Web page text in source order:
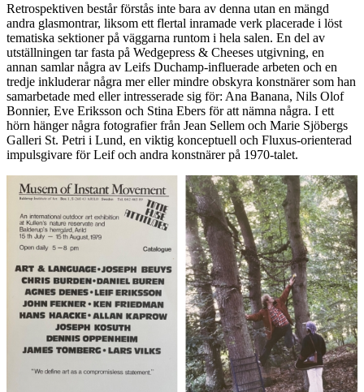
Retrospektiven består förstås inte bara av denna utan en mängd
andra glasmontrar, liksom ett flertal inramade verk placerade i löst
tematiska sektioner på väggarna runtom i hela salen. En del av
utställningen tar fasta på Wedgepress & Cheeses utgivning, en
annan samlar några av Leifs Duchamp-influerade arbeten och en
tredje inkluderar några mer eller mindre obskyra konstnärer som han
samarbetade med eller intresserade sig för: Ana Banana, Nils Olof
Bonnier, Eve Eriksson och Stina Ebers för att nämna några. I ett
hörn hänger några fotografier från Jean Sellem och Marie Sjöbergs
Galleri St. Petri i Lund, en viktig konceptuell och Fluxus-orienterad
impulsgivare för Leif och andra konstnärer på 1970-talet.